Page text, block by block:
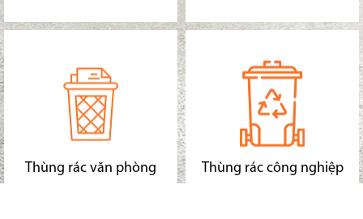
Thùng rác văn phòng Thùng rác công nghiệp